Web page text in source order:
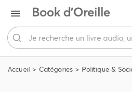
Accueil Catégories Politique &